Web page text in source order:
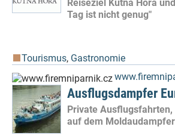
Reiseziel Kutná Hora
Tag ist nicht genug"
Tourismus, Gastronomie
Ausflugsdampfer
Private Ausflugsfahrten,
auf dem